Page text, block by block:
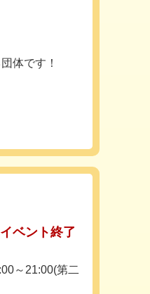
体です！
イベント終了
～21:00(第二